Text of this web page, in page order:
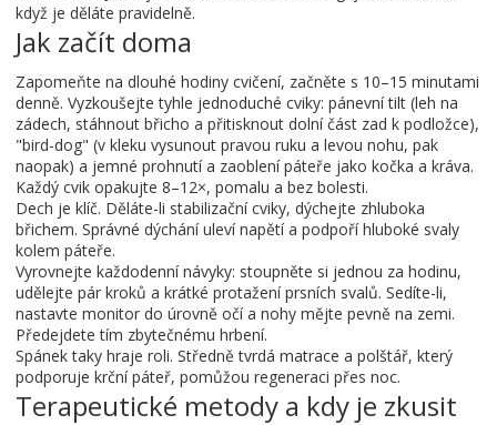
když je děláte pravidelně.
Jak začít doma
Zapomeňte na dlouhé hodiny cvičení, začněte s 10–15 minutami
denně. Vyzkoušejte tyhle jednoduché cviky: pánevní tilt (leh na
zádech, stáhnout břicho a přitisknout dolní část zad k podložce),
"bird-dog" (v kleku vysunout pravou ruku a levou nohu, pak
naopak) a jemné prohnutí a zaoblení páteře jako kočka a kráva.
Každý cvik opakujte 8–12×, pomalu a bez bolesti.
Dech je klíč. Děláte-li stabilizační cviky, dýchejte zhluboka
břichem. Správné dýchání uleví napětí a podpoří hluboké svaly
kolem páteře.
Vyrovnejte každodenní návyky: stoupněte si jednou za hodinu,
udělejte pár kroků a krátké protažení prsních svalů. Sedíte-li,
nastavte monitor do úrovně očí a nohy mějte pevně na zemi.
Předejdete tím zbytečnému hrbení.
Spánek taky hraje roli. Středně tvrdá matrace a polštář, který
podporuje krční páteř, pomůžou regeneraci přes noc.
Terapeutické metody a kdy je zkusit